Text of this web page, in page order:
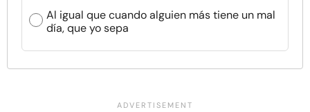
Al igual que cuando alguien más tiene un mal
día, que yo sepa